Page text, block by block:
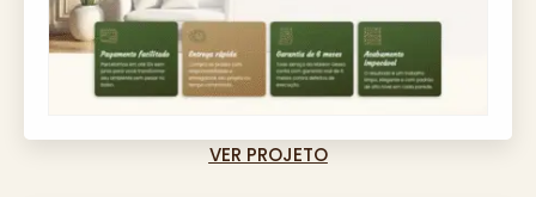
VER PROJETO